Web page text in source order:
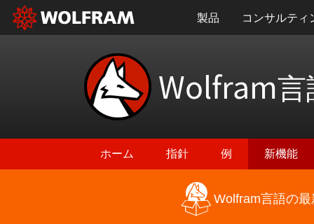
製品 コンサルティ
Wolfram言
ホーム 指針 例 新機能
Wolfram言語の